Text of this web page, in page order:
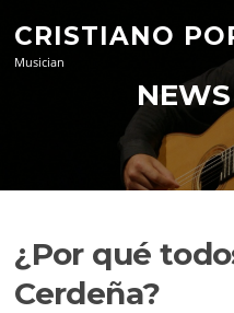
content
CRISTIANO
Musician
¿Por qué
Cerdeña?